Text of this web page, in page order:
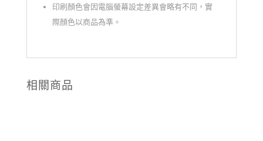
印刷顏色會因電腦螢幕設定差異會略有不同，實
際顏色以商品為準。
相關商品